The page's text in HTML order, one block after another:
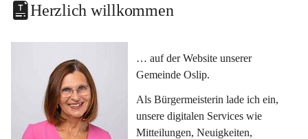
Herzlich willkommen
… auf der Website unserer
Gemeinde Oslip.
Als Bürgermeisterin lade ich ein,
unsere digitalen Services wie
Mitteilungen, Neuigkeiten,